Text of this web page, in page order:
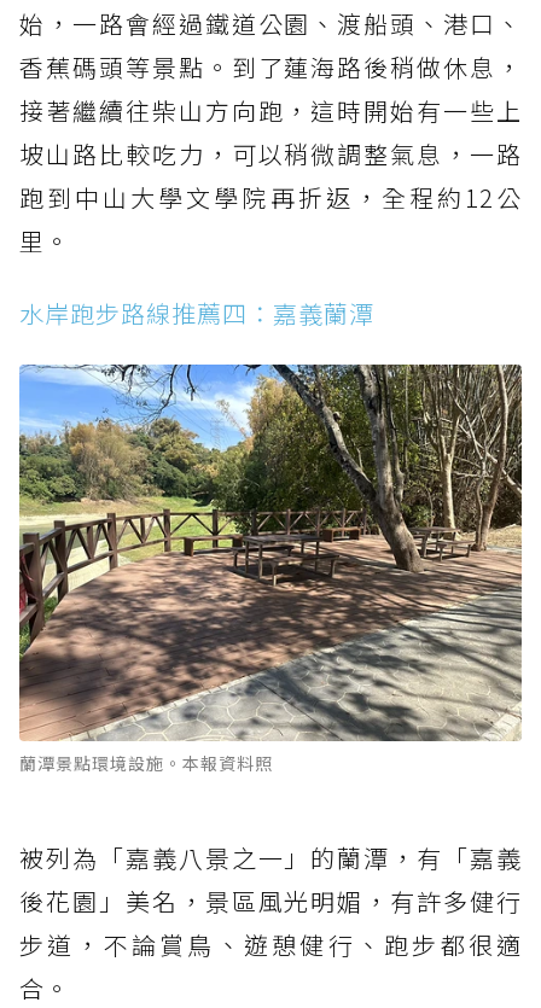
始，一路會經過鐵道公園、渡船頭、港口、
香蕉碼頭等景點。到了蓮海路後稍做休息，
接著繼續往柴山方向跑，這時開始有一些上
坡山路比較吃力，可以稍微調整氣息，一路
跑到中山大學文學院再折返，全程約12公
里。
水岸跑步路線推薦四：嘉義蘭潭
蘭潭景點環境設施。本報資料照
被列為「嘉義八景之一」的蘭潭，有「嘉義
後花園」美名，景區風光明媚，有許多健行
步道，不論賞鳥、遊憩健行、跑步都很適
合。